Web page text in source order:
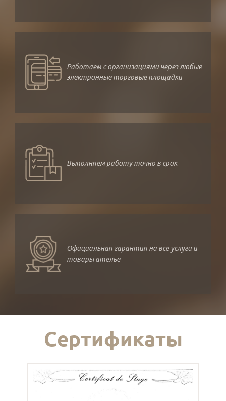
Работаем с организациями через любые
электронные торговые площадки
Выполняем работу точно в срок
Официальная гарантия на все услуги и
товары ателье
Сертификаты